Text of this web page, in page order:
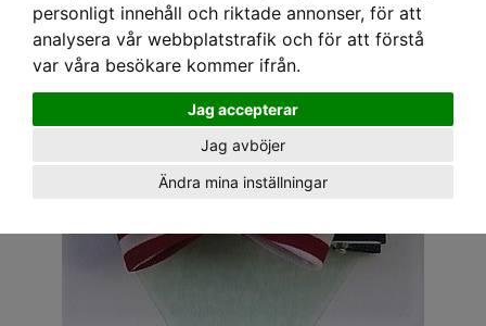
personligt innehåll och riktade annonser, för att
analysera vår webbplatstrafik och för att förstå
var våra besökare kommer ifrån.
Jag accepterar
Jag avböjer
Ändra mina inställningar